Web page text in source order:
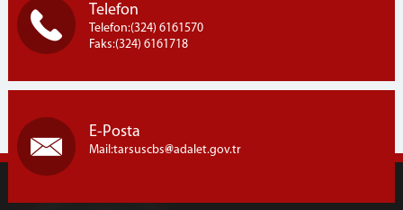
Telefon
Telefon:(324) 6161570
Faks:(324) 6161718
E-Posta
Mail:tarsuscbs adalet.gov.tr